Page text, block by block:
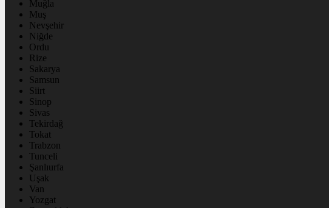
Muğla
Muş
Nevşehir
Niğde
Ordu
Rize
Sakarya
Samsun
Siirt
Sinop
Sivas
Tekirdağ
Tokat
Trabzon
Tunceli
Şanlıurfa
Uşak
Van
Yozgat